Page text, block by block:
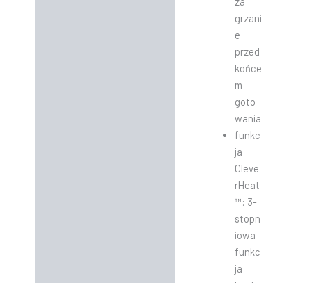
grzani
e
przed
końce
m
goto
wania
funkc
ja
Cleve
rHeat
™: 3-
stopn
iowa
funkc
ja